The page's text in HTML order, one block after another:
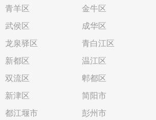
青羊区
金牛区
武侯区
成华区
龙泉驿区
青白江区
新都区
温江区
双流区
郫都区
新津区
简阳市
都江堰市
彭州市